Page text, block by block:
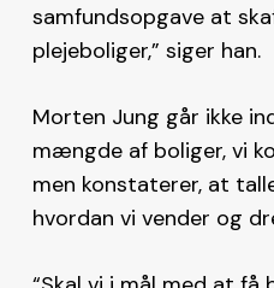
samfundsopgave at
plejeboliger,” siger han.
Morten Jung går ikke
mængde af boliger, vi
men konstaterer, at
hvordan vi vender og